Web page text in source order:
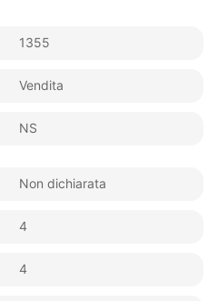
1355
Vendita
NS
Non dichiarata
4
4